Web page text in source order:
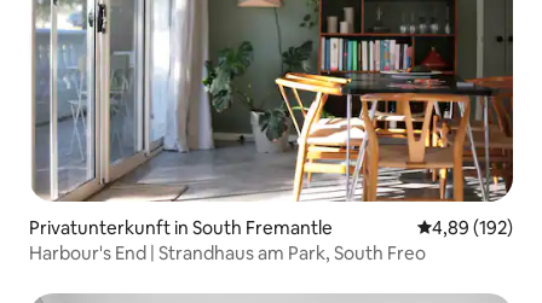
Privatunterkunft in South Fremantle
4,89 (192)
Harbour's End | Strandhaus am Park, South Freo